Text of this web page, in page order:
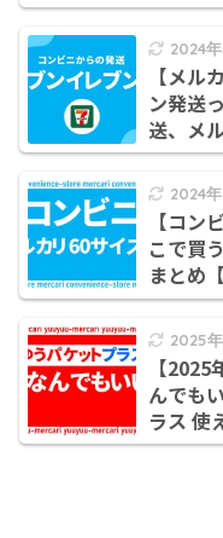
2024
【メル
ン発送
送、メ
2024
【コン
こで買
まとめ
ニ/60サ
リ 箱 コ
ニ】
2025
【
んでも
ラス 使
便 箱/